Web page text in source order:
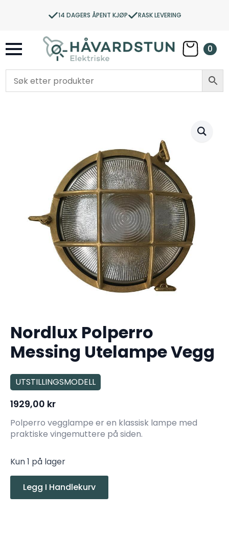
14 DAGERS ÅPENT KJØP RASK LEVERING
0
Nordlux Polperro
Messing Utelampe Vegg
UTSTILLINGSMODELL
1929,00 kr
Polperro vegglampe er en klassisk lampe med
praktiske vingemuttere på siden.
Kun 1 på lager
Legg I Handlekurv